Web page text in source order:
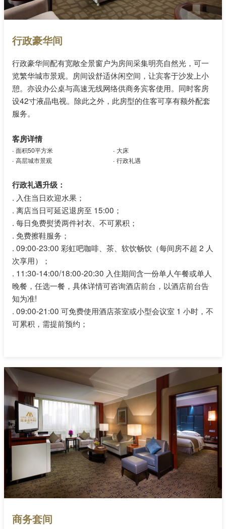
行政豪华间
行政豪华间配有宽敞全景窗户为房间采集明亮自然光，可一
览繁华城市景观。房间设舒适休闲空间，让宾客于沙发上小
憩。亦设办公桌与高速无线网络供商务宾客使用。同时客房
设42寸液晶电视。除此之外，此房型的住客可享有额外配套
服务。
客房详情
. 面积50平方米 . 大床
. 高层城市景观 . 行政礼遇
行政礼遇升级：
. 入住当日欢迎水果；
. 离店当日可延迟退房至 15:00；
. 每日免费熨烫两件衬衣、不可累积；
. 免费擦鞋服务；
. 09:00-23:00 彩虹吧咖啡、茶、软饮畅饮（每间房不超 2 人
次享用）；
. 11:30-14:00/18:00-20:30 入住期间含一份单人午餐或单人
晚餐，任选一餐，具体详情可咨询酒店前台，以酒店前台告
知为准!
. 09:00-21:00 可免费使用酒店茶室或小型会议室 1 小时，不
可累积，需提前预约；
商务套间